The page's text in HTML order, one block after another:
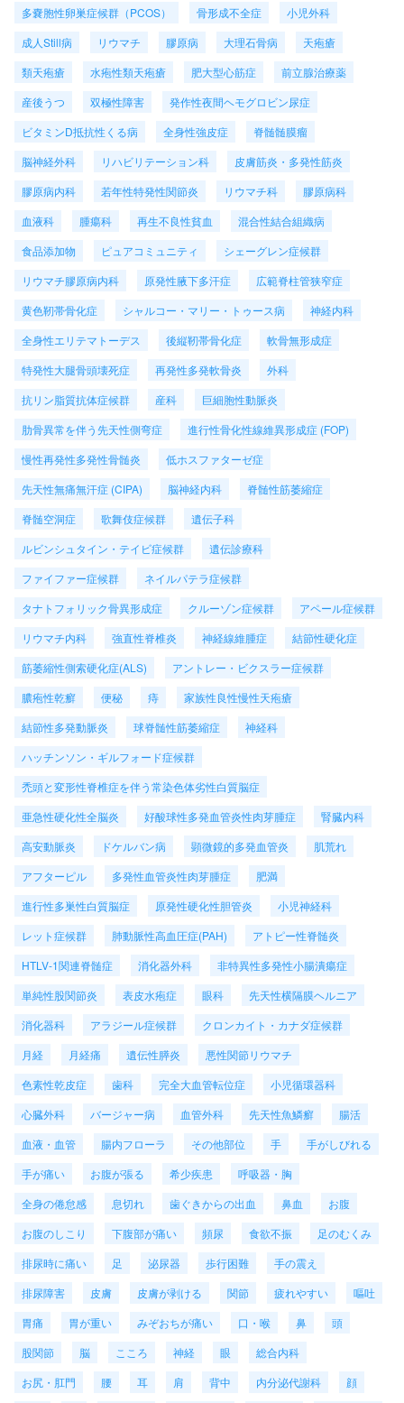
多嚢胞性卵巣症候群（PCOS） 骨形成不全症
小児外科
成人Still病
リウマチ 膠原病 大理石骨病
天疱瘡
類天疱瘡
水疱性類天疱瘡 肥大型心筋症
前立腺治療薬
産後うつ
双極性障害
発作性夜間ヘモグロビン尿症
ビタミンD抵抗性くる病
全身性強皮症
脊髄髄膜瘤
脳神経外科
リハビリテーション科
皮膚筋炎・多発性筋炎
膠原病内科
若年性特発性関節炎 リウマチ科
膠原病科
血液科
腫瘍科 再生不良性貧血
混合性結合組織病
食品添加物
ピュアコミュニティ
シェーグレン症候群
リウマチ膠原病内科
原発性腋下多汗症
広範脊柱管狭窄症
黄色靭帯骨化症
シャルコー・マリー・トゥース病
神経内科
全身性エリテマトーデス
後縦靭帯骨化症
軟骨無形成症
特発性大腿骨頭壊死症
再発性多発軟骨炎
外科
抗リン脂質抗体症候群
産科
巨細胞性動脈炎
肋骨異常を伴う先天性側弯症
進行性骨化性線維異形成症 (FOP)
慢性再発性多発性骨髄炎
低ホスファターゼ症
先天性無痛無汗症 (CIPA)
脳神経内科
脊髄性筋萎縮症
脊髄空洞症
歌舞伎症候群
遺伝子科
ルビンシュタイン・テイビ症候群
遺伝診療科
ファイファー症候群
ネイルパテラ症候群
タナトフォリック骨異形成症
クルーゾン症候群
アペール症候群
リウマチ内科
強直性脊椎炎 神経線維腫症
結節性硬化症
筋萎縮性側索硬化症(ALS)
アントレー・ビクスラー症候群
膿疱性乾癬
便秘 痔
家族性良性慢性天疱瘡
結節性多発動脈炎
球脊髄性筋萎縮症
神経科
ハッチンソン・ギルフォード症候群
禿頭と変形性脊椎症を伴う常染色体劣性白質脳症
亜急性硬化性全脳炎
好酸球性多発血管炎性肉芽腫症
腎臓内科
高安動脈炎
ドケルバン病 顕微鏡的多発血管炎
肌荒れ
アフターピル
多発性血管炎性肉芽腫症
肥満
進行性多巣性白質脳症
原発性硬化性胆管炎
小児神経科
レット症候群
肺動脈性高血圧症(PAH)
アトピー性脊髄炎
HTLV-1関連脊髄症
消化器外科
非特異性多発性小腸潰瘍症
単純性股関節炎
表皮水疱症 眼科
先天性横隔膜ヘルニア
消化器科
アラジール症候群
クロンカイト・カナダ症候群
月経
月経痛 遺伝性膵炎
悪性関節リウマチ
色素性乾皮症
歯科 完全大血管転位症
小児循環器科
心臓外科
バージャー病 血管外科 先天性魚鱗癬
腸活
血液・血管
腸内フローラ その他部位 手
手がしびれる
手が痛い
お腹が張る 希少疾患
呼吸器・胸
全身の倦怠感
息切れ 歯ぐきからの出血 鼻血
お腹
お腹のしこり
下腹部が痛い 頻尿 食欲不振
足のむくみ
排尿時に痛い
足 泌尿器 歩行困難
手の震え
排尿障害
皮膚 皮膚が剥ける 関節 疲れやすい
嘔吐
胃痛
胃が重い みぞおちが痛い 口・喉 鼻
頭
股関節
脳 こころ 神経 眼
総合内科
お尻・肛門
腰 耳 肩 背中 内分泌代謝科
顔